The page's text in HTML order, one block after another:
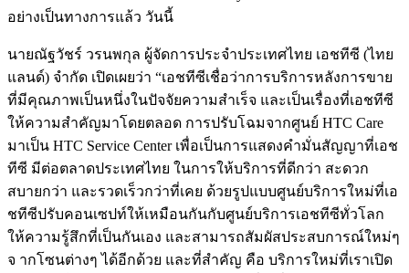
อย่างเป็นทางการแล้ว วันนี้
นายณัฐวัชร์ วรนพกุล ผู้จัดการประจำประเทศไทย เอชทีซี (ไทย
แลนด์) จำกัด เปิดเผยว่า “เอชทีซีเชื่อว่าการบริการหลังการขาย
ที่มีคุณภาพเป็นหนึ่งในปัจจัยความสำเร็จ และเป็นเรื่องที่เอชทีซี
ให้ความสำคัญมาโดยตลอด การปรับโฉมจากศูนย์ HTC Care
มาเป็น HTC Service Center เพื่อเป็นการแสดงคำมั่นสัญญาที่เอช
ทีซี มีต่อตลาดประเทศไทย ในการให้บริการที่ดีกว่า สะดวก
สบายกว่า และรวดเร็วกว่าที่เคย ด้วยรูปแบบศูนย์บริการใหม่ที่เอ
ชทีซีปรับคอนเซปท์ให้เหมือนกันกับศูนย์บริการเอชทีซีทั่วโลก
ให้ความรู้สึกที่เป็นกันเอง และสามารถสัมผัสประสบการณ์ใหม่ๆ
จ ากโซนต่างๆ ได้อีกด้วย และที่สำคัญ คือ บริการใหม่ที่เราเปิด